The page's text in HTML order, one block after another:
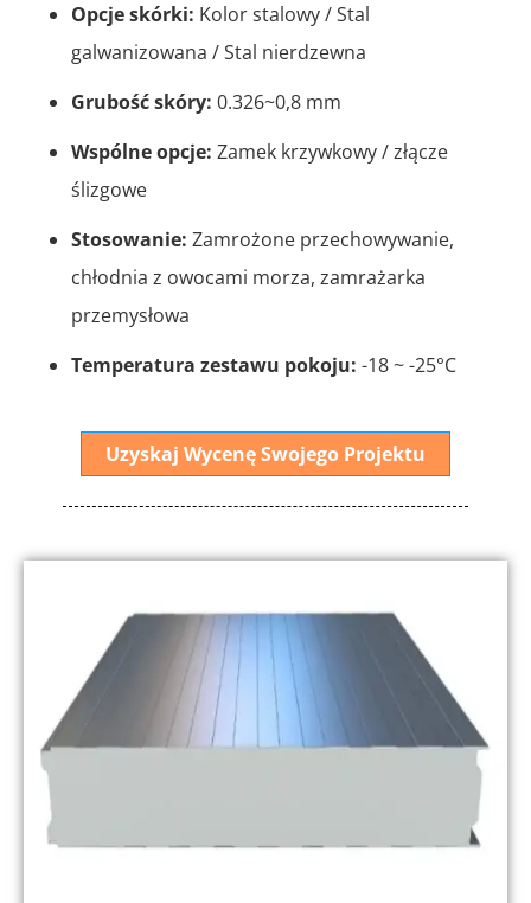
Opcje skórki: Kolor stalowy / Stal
galwanizowana / Stal nierdzewna
Grubość skóry: 0.326~0,8 mm
Wspólne opcje: Zamek krzywkowy / złącze
ślizgowe
Stosowanie: Zamrożone przechowywanie,
chłodnia z owocami morza, zamrażarka
przemysłowa
Temperatura zestawu pokoju: -18 ~ -25°C
Uzyskaj Wycenę Swojego Projektu